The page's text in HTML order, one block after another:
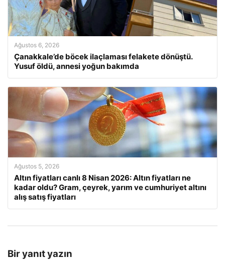
Ağustos 6, 2026
Çanakkale’de böcek ilaçlaması felakete dönüştü.
Yusuf öldü, annesi yoğun bakımda
Ağustos 5, 2026
Altın fiyatları canlı 8 Nisan 2026: Altın fiyatları ne
kadar oldu? Gram, çeyrek, yarım ve cumhuriyet altını
alış satış fiyatları
Bir yanıt yazın